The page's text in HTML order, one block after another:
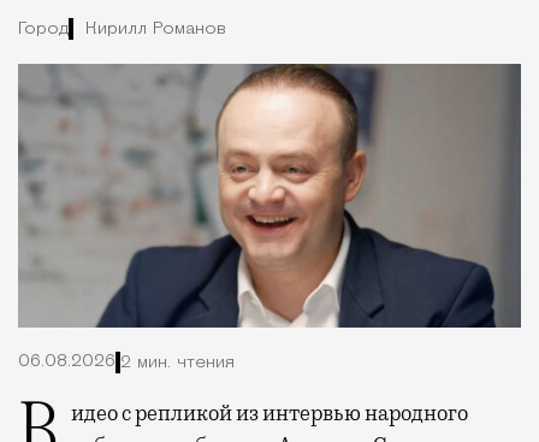
Город Кирилл Романов
06.08.2026 2 мин. чтения